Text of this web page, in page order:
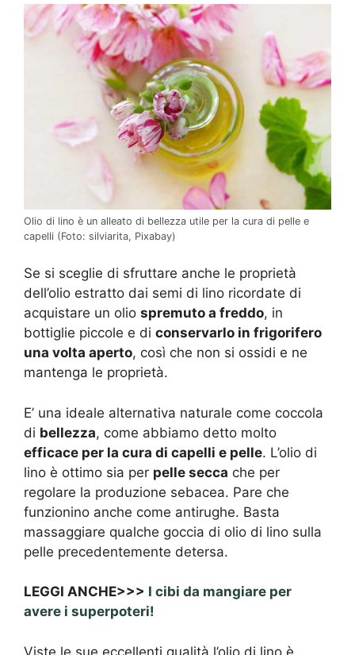
Olio di lino è un alleato di bellezza utile per la cura di pelle e
capelli (Foto: silviarita, Pixabay)
Se si sceglie di sfruttare anche le proprietà
dell’olio estratto dai semi di lino ricordate di
acquistare un olio spremuto a freddo, in
bottiglie piccole e di conservarlo in frigorifero
una volta aperto, così che non si ossidi e ne
mantenga le proprietà.
E’ una ideale alternativa naturale come coccola
di bellezza, come abbiamo detto molto
efficace per la cura di capelli e pelle. L’olio di
lino è ottimo sia per pelle secca che per
regolare la produzione sebacea. Pare che
funzionino anche come antirughe. Basta
massaggiare qualche goccia di olio di lino sulla
pelle precedentemente detersa.
LEGGI ANCHE>>> I cibi da mangiare per
avere i superpoteri!
Viste le sue eccellenti qualità l’olio di lino è